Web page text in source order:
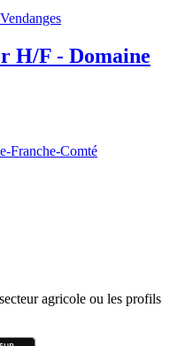
Vendanges
H/F - Domaine
Franche-Comté
agricole ou les profils